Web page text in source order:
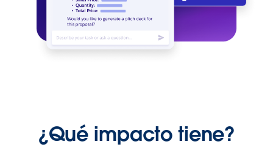
¿Qué impacto tiene?